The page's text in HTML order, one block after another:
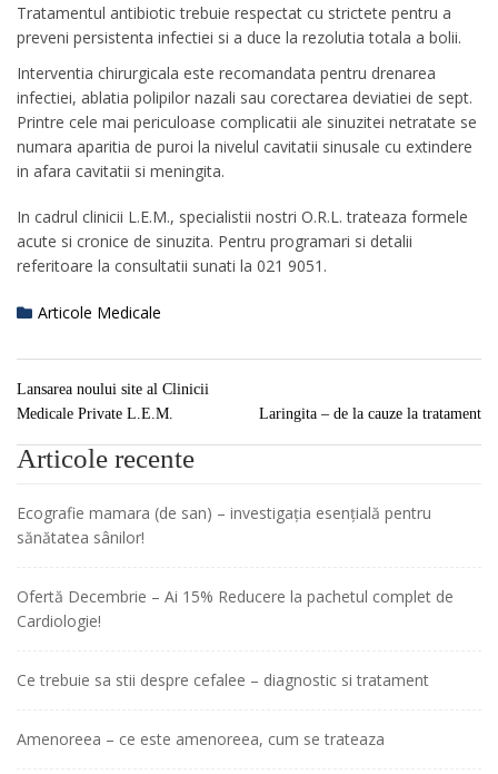
Tratamentul antibiotic trebuie respectat cu strictete pentru a
preveni persistenta infectiei si a duce la rezolutia totala a bolii.
Interventia chirurgicala este recomandata pentru drenarea
infectiei, ablatia polipilor nazali sau corectarea deviatiei de sept.
Printre cele mai periculoase complicatii ale sinuzitei netratate se
numara aparitia de puroi la nivelul cavitatii sinusale cu extindere
in afara cavitatii si meningita.
In cadrul clinicii L.E.M., specialistii nostri O.R.L. trateaza formele
acute si cronice de sinuzita. Pentru programari si detalii
referitoare la consultatii sunati la 021 9051.
Articole Medicale
Lansarea noului site al Clinicii
Medicale Private L.E.M.
Laringita – de la cauze la tratament
Articole recente
Ecografie mamara (de san) – investigația esențială pentru
sănătatea sânilor!
Ofertă Decembrie – Ai 15% Reducere la pachetul complet de
Cardiologie!
Ce trebuie sa stii despre cefalee – diagnostic si tratament
Amenoreea – ce este amenoreea, cum se trateaza